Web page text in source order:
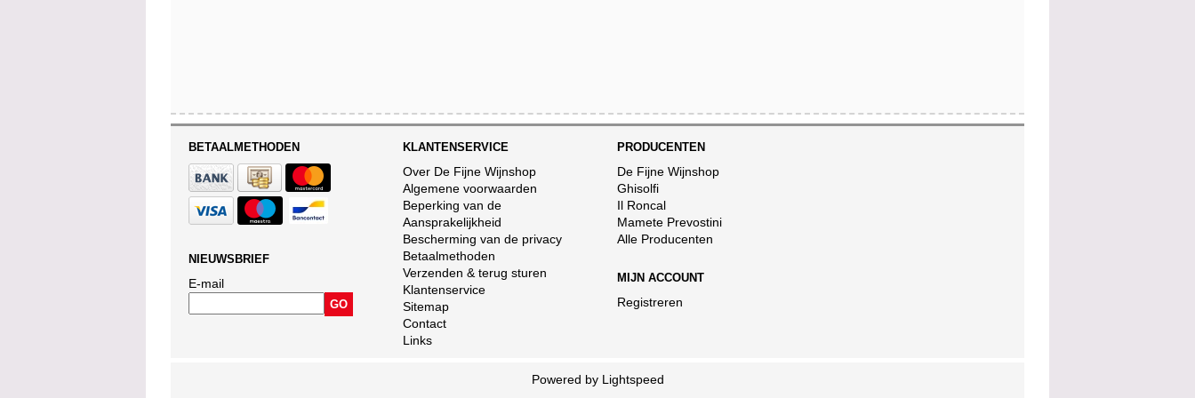
BETAALMETHODEN
NIEUWSBRIEF
E-mail
KLANTENSERVICE
Over De Fijne Wijnshop
Algemene voorwaarden
Beperking van de
Aansprakelijkheid
Bescherming van de privacy
Betaalmethoden
Verzenden & terug sturen
Klantenservice
Sitemap
Contact
Links
PRODUCENTEN
De Fijne Wijnshop
Ghisolfi
Il Roncal
Mamete Prevostini
Alle Producenten
MIJN ACCOUNT
Registreren
Powered by Lightspeed